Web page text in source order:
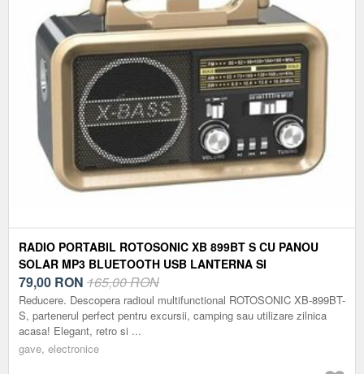
RADIO PORTABIL ROTOSONIC XB 899BT S CU PANOU
SOLAR MP3 BLUETOOTH USB LANTERNA SI
ACUMULATOR
79,00 RON 165,00 RON
Reducere. Descopera radioul multifunctional ROTOSONIC XB-899BT-
S, partenerul perfect pentru excursii, camping sau utilizare zilnica
acasa! Elegant, retro si ...
gave, electronice